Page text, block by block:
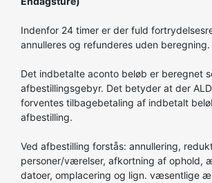
Indenfor 24 timer er der fuld
annulleres og refunderes uden beregning.
Det indbetalte aconto beløb er beregnet
afbestillingsgebyr. Det betyder at der
forventes tilbagebetaling af indbetalt
afbestilling.
Ved afbestilling forstås: annullering,
personer/værelser, afkortning af ophold,
datoer, omplacering og lign. væsentlige